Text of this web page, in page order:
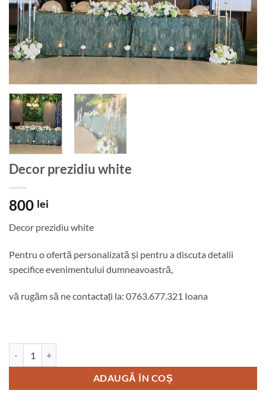
Decor prezidiu white
800 lei
Decor prezidiu white
Pentru o ofertă personalizată și pentru a discuta detalii
specifice evenimentului dumneavoastră,
vă rugăm să ne contactați la: 0763.677.321 Ioana
ADAUGĂ ÎN COȘ